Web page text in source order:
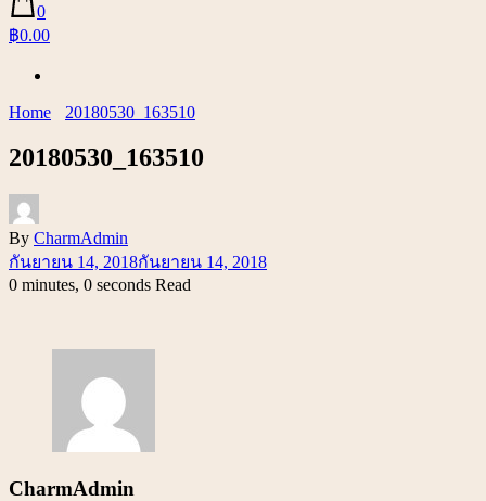
0
฿0.00
Home 20180530_163510
20180530_163510
By CharmAdmin
กันยายน 14, 2018กันยายน 14, 2018
0 minutes, 0 seconds Read
CharmAdmin